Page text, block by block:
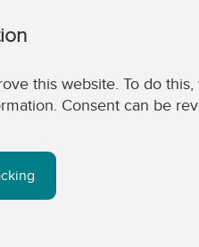
this website. To do
Consent can be